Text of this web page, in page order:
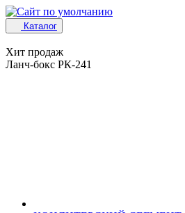
Каталог
Хит продаж
Ланч-бокс РК-241